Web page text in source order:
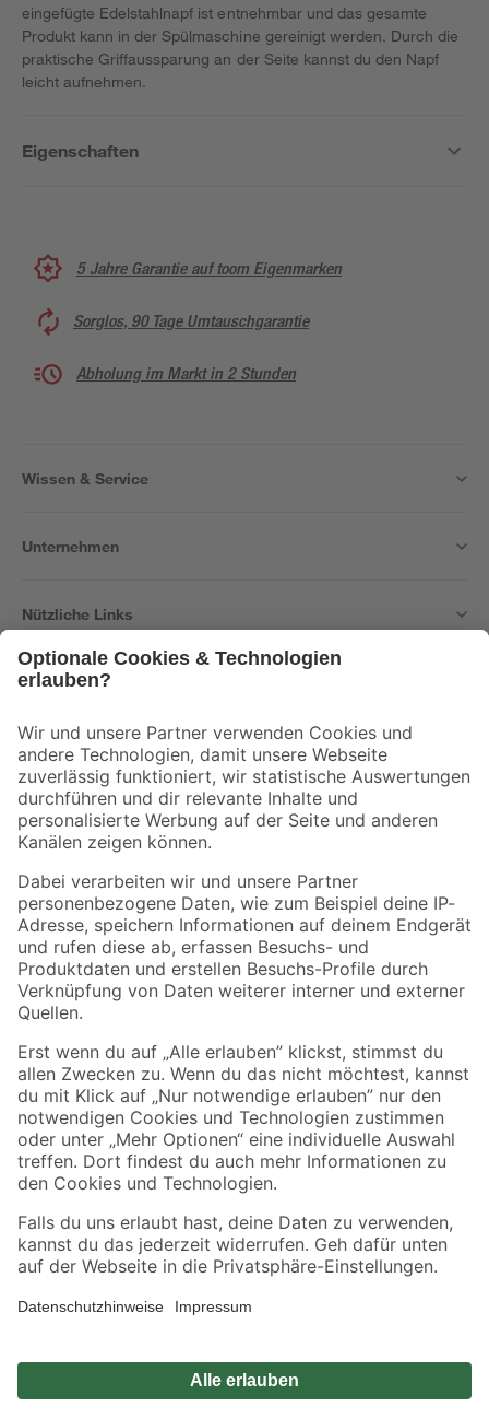
eingefügte Edelstahlnapf ist entnehmbar und das gesamte
Produkt kann in der Spülmaschine gereinigt werden. Durch die
praktische Griffaussparung an der Seite kannst du den Napf
leicht aufnehmen.
Eigenschaften
5 Jahre Garantie auf toom Eigenmarken
Sorglos, 90 Tage Umtauschgarantie
Abholung im Markt in 2 Stunden
Wissen & Service
Unternehmen
Nützliche Links
Der toom Newsletter: Keine Angebote und Aktionen mehr verpassen!
Zur Newsletter Anmeldung
Folge uns
Zahlungsarten Versandarten
Sicher einkaufen
Jetzt die toom-App herunterladen
Alle Preisangaben in EUR inkl. gesetzl. MwSt.. Die dargestellten Angebote sind unter
Umständen nicht in allen Märkten verfügbar. Die angegebenen Verfügbarkeiten beziehen
Produkte nur solange der Vorrat reicht.
*Paketversand ab 59 € versandkostenfrei, gilt nicht für Artikel mit Speditionsversand, hier
Privatsphäre Impressum
Nutzungsbedingungen
Widerrufsrecht Vertrag widerrufen